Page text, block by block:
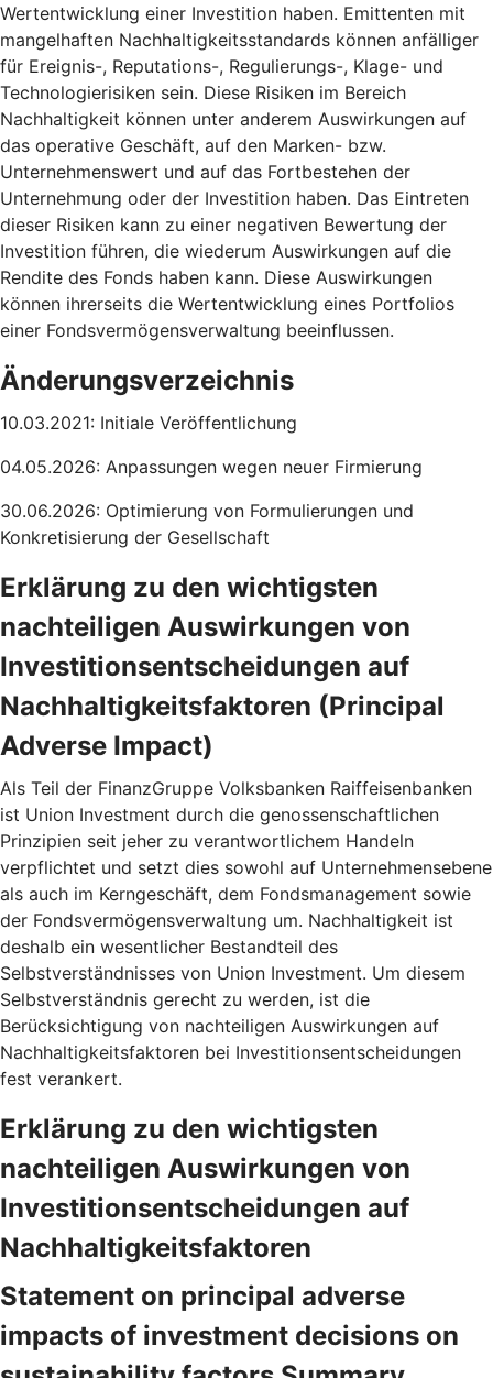
Wertentwicklung einer Investition haben. Emittenten mit
mangelhaften Nachhaltigkeitsstandards können anfälliger
für Ereignis-, Reputations-, Regulierungs-, Klage- und
Technologierisiken sein. Diese Risiken im Bereich
Nachhaltigkeit können unter anderem Auswirkungen auf
das operative Geschäft, auf den Marken- bzw.
Unternehmenswert und auf das Fortbestehen der
Unternehmung oder der Investition haben. Das Eintreten
dieser Risiken kann zu einer negativen Bewertung der
Investition führen, die wiederum Auswirkungen auf die
Rendite des Fonds haben kann. Diese Auswirkungen
können ihrerseits die Wertentwicklung eines Portfolios
einer Fondsvermögensverwaltung beeinflussen.
Änderungsverzeichnis
10.03.2021: Initiale Veröffentlichung
04.05.2026: Anpassungen wegen neuer Firmierung
30.06.2026: Optimierung von Formulierungen und
Konkretisierung der Gesellschaft
Erklärung zu den wichtigsten
nachteiligen Auswirkungen von
Investitionsentscheidungen auf
Nachhaltigkeitsfaktoren (Principal
Adverse Impact)
Als Teil der FinanzGruppe Volksbanken Raiffeisenbanken
ist Union Investment durch die genossenschaftlichen
Prinzipien seit jeher zu verantwortlichem Handeln
verpflichtet und setzt dies sowohl auf Unternehmensebene
als auch im Kerngeschäft, dem Fondsmanagement sowie
der Fondsvermögensverwaltung um. Nachhaltigkeit ist
deshalb ein wesentlicher Bestandteil des
Selbstverständnisses von Union Investment. Um diesem
Selbstverständnis gerecht zu werden, ist die
Berücksichtigung von nachteiligen Auswirkungen auf
Nachhaltigkeitsfaktoren bei Investitionsentscheidungen
fest verankert.
Erklärung zu den wichtigsten
nachteiligen Auswirkungen von
Investitionsentscheidungen auf
Nachhaltigkeitsfaktoren
Statement on principal adverse
impacts of investment decisions on